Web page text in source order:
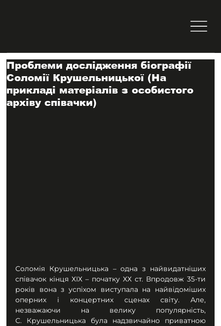
Проблеми дослідження біографії
Соломії Крушельницької (На
прикладі матеріалів з особистого
архіву співачки)
Соломія Крушельницька – одна з найвидатніших
співачок кінця ХІХ – початку ХХ ст. Впродовж 35-ти
років вона з успіхом виступала на найвідоміших
оперних і концертних сценах світу. Але,
незважаючи на велику популярність,
С. Крушельницька була надзвичайно приватною